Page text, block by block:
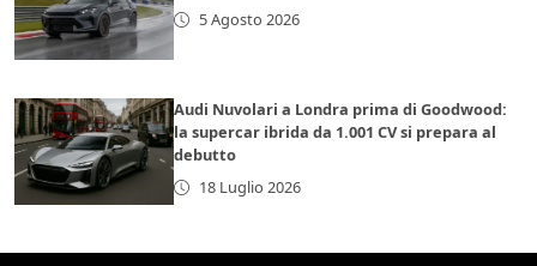
5 Agosto 2026
Audi Nuvolari a Londra prima di Goodwood:
la supercar ibrida da 1.001 CV si prepara al
debutto
18 Luglio 2026